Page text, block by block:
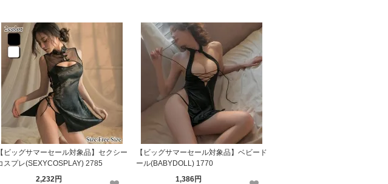
【ビッグサマーセール対象品】セクシー
スプレ(SEXYCOSPLAY) 2785
2,232円
【ビッグサマーセール対象品】ベビード
ール(BABYDOLL) 1770
1,386円